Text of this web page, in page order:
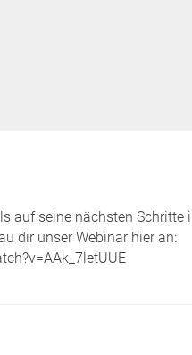
auf seine nächsten Schritte
dir unser Webinar hier an: